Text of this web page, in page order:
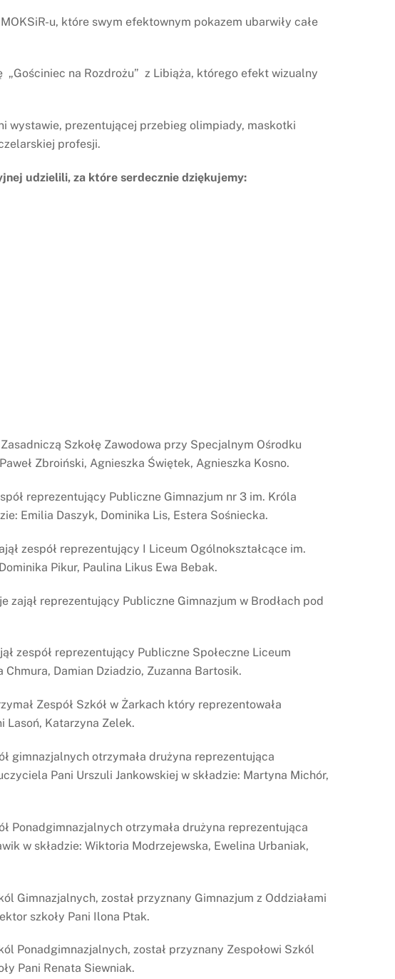
u, które swym efektownym pokazem ubarwiły całe
na Rozdrożu” z Libiąża, którego efekt wizualny
wystawie, prezentującej przebieg olimpiady, maskotki
profesji.
udzielili, za które serdecznie dziękujemy:
Szkołę Zawodowa przy Specjalnym Ośrodku
Zbroiński, Agnieszka Świętek, Agnieszka Kosno.
reprezentujący Publiczne Gimnazjum nr 3 im. Króla
Emilia Daszyk, Dominika Lis, Estera Sośniecka.
zespół reprezentujący I Liceum Ogólnokształcące im.
Pikur, Paulina Likus Ewa Bebak.
reprezentujący Publiczne Gimnazjum w Brodłach pod
zespół reprezentujący Publiczne Społeczne Liceum
Damian Dziadzio, Zuzanna Bartosik.
Zespół Szkół w Żarkach który reprezentowała
Lasoń, Katarzyna Zelek.
gimnazjalnych otrzymała drużyna reprezentująca
Pani Urszuli Jankowskiej w składzie: Martyna Michór,
Ponadgimnazjalnych otrzymała drużyna reprezentująca
w składzie: Wiktoria Modrzejewska, Ewelina Urbaniak,
Gimnazjalnych, został przyznany Gimnazjum z Oddziałami
szkoły Pani Ilona Ptak.
Ponadgimnazjalnych, został przyznany Zespołowi Szkól
Pani Renata Siewniak.